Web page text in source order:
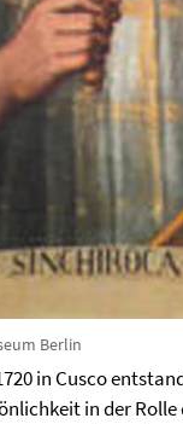
Berlin
in Cusco
in der Rolle